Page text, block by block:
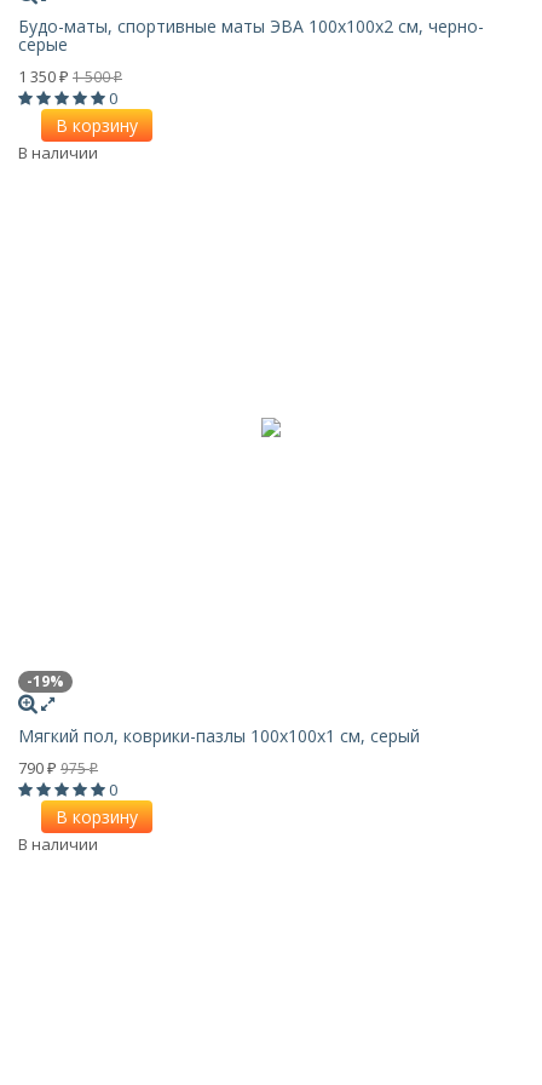
Будо-маты, спортивные маты ЭВА 100х100x2 см, черно-
серые
1 350 ₽ 1 500₽
0
В корзину
В наличии
-19%
Мягкий пол, коврики-пазлы 100х100x1 см, серый
790 ₽ 975₽
0
В корзину
В наличии